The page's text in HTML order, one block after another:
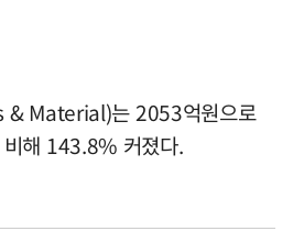
& Material)는 2053억원으로
해 143.8% 커졌다.